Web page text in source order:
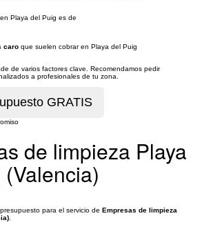
en Playa del Puig es de
caro que suelen cobrar en Playa del Puig
de varios factores clave. Recomendamos pedir
a profesionales de tu zona.
de limpieza Playa
para el servicio de Empresas de limpieza